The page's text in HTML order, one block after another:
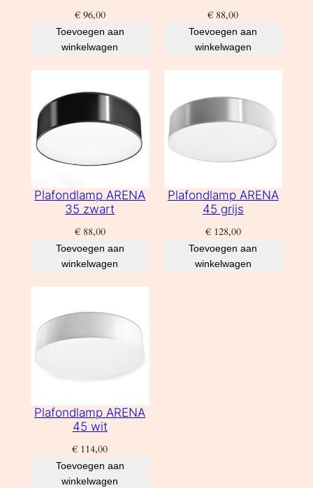
€96,00
Toevoegen aan
winkelwagen
€ 88,00
Toevoegen aan
winkelwagen
Plafondlamp ARENA
35 zwart
€88,00
Toevoegen aan
winkelwagen
Plafondlamp ARENA
45 grijs
€128,00
Toevoegen aan
winkelwagen
Plafondlamp ARENA
45 wit
€ 114,00
Toevoegen aan
winkelwagen